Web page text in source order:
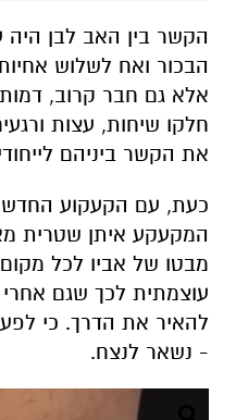
הקשר בין האב לבן היה
הבכור ואח לשלוש
אלא גם חבר קרוב, דמות
חלקו שיחות, עצות
את הקשר ביניהם
כעת, עם הקעקוע החדש
המקעקע איתן שטרית
מבטו של אביו לכל
עוצמתית לכך שגם אחרי
להאיר את הדרך. כי
- נשאר לנצח.